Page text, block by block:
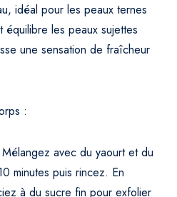
idéal pour les peaux ternes
équilibre les peaux sujettes
une sensation de fraîcheur
:
avec du yaourt et du
minutes puis rincez. En
à du sucre fin pour exfolier